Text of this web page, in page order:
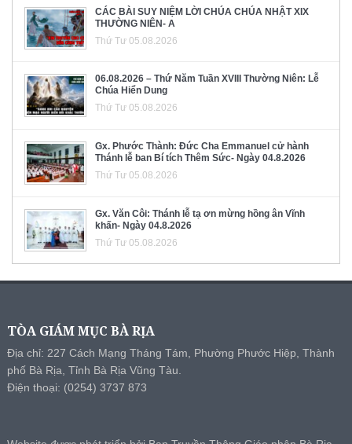
CÁC BÀI SUY NIỆM LỜI CHÚA CHÚA NHẬT XIX
THƯỜNG NIÊN- A
Thứ Tư 05.08.2026
06.08.2026 – Thứ Năm Tuần XVIII Thường Niên: Lễ
Chúa Hiển Dung
Thứ Tư 05.08.2026
Gx. Phước Thành: Đức Cha Emmanuel cử hành
Thánh lễ ban Bí tích Thêm Sức- Ngày 04.8.2026
Thứ Tư 05.08.2026
Gx. Văn Côi: Thánh lễ tạ ơn mừng hồng ân Vĩnh
khấn- Ngày 04.8.2026
Thứ Tư 05.08.2026
TÒA GIÁM MỤC BÀ RỊA
Địa chỉ: 227 Cách Mạng Tháng Tám, Phường Phước Hiệp, Thành
phố Bà Rịa, Tỉnh Bà Rịa Vũng Tàu.
Điện thoại: (0254) 3737 873